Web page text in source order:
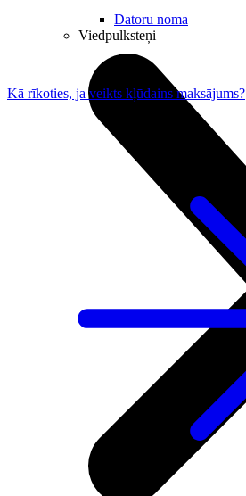
Datoru noma
Viedpulksteņi
Kā rīkoties, ja veikts kļūdains maksājums?